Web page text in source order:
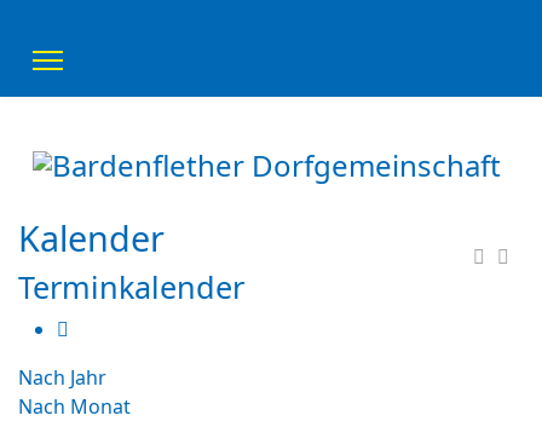
Kalender
Terminkalender
Nach Jahr
Nach Monat